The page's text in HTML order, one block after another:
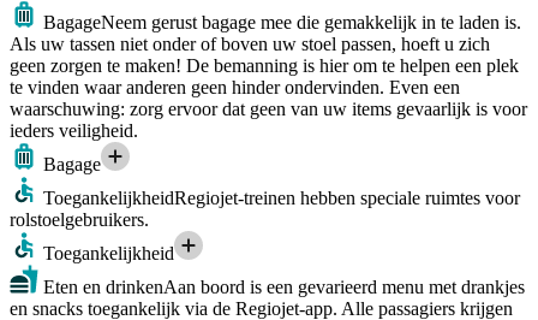
BagageNeem gerust bagage mee die gemakkelijk in te laden is.
Als uw tassen niet onder of boven uw stoel passen, hoeft u zich
geen zorgen te maken! De bemanning is hier om te helpen een plek
te vinden waar anderen geen hinder ondervinden. Even een
waarschuwing: zorg ervoor dat geen van uw items gevaarlijk is voor
ieders veiligheid.
Bagage
ToegankelijkheidRegiojet-treinen hebben speciale ruimtes voor
rolstoelgebruikers.
Toegankelijkheid
Eten en drinkenAan boord is een gevarieerd menu met drankjes
en snacks toegankelijk via de Regiojet-app. Alle passagiers krijgen